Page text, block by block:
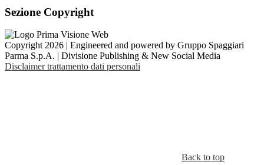
Sezione Copyright
Copyright 2026 | Engineered and powered by Gruppo Spaggiari
Parma S.p.A. | Divisione Publishing & New Social Media
Disclaimer trattamento dati personali
Back to top